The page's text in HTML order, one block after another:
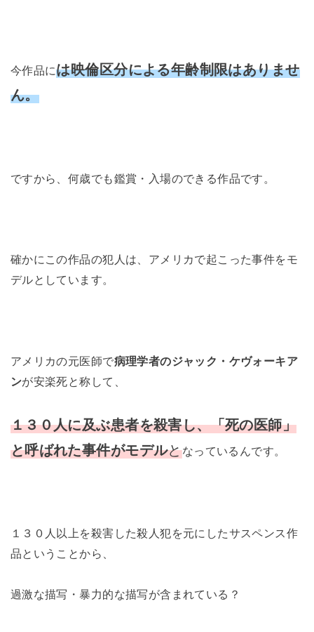
今作品には映倫区分による年齢制限はありませ
ん。
ですから、何歳でも鑑賞・入場のできる作品です。
確かにこの作品の犯人は、アメリカで起こった事件をモ
デルとしています。
アメリカの元医師で病理学者のジャック・ケヴォーキア
ンが安楽死と称して、
１３０人に及ぶ患者を殺害し、「死の医師」
と呼ばれた事件がモデルとなっているんです。
１３０人以上を殺害した殺人犯を元にしたサスペンス作
品ということから、
過激な描写・暴力的な描写が含まれている？